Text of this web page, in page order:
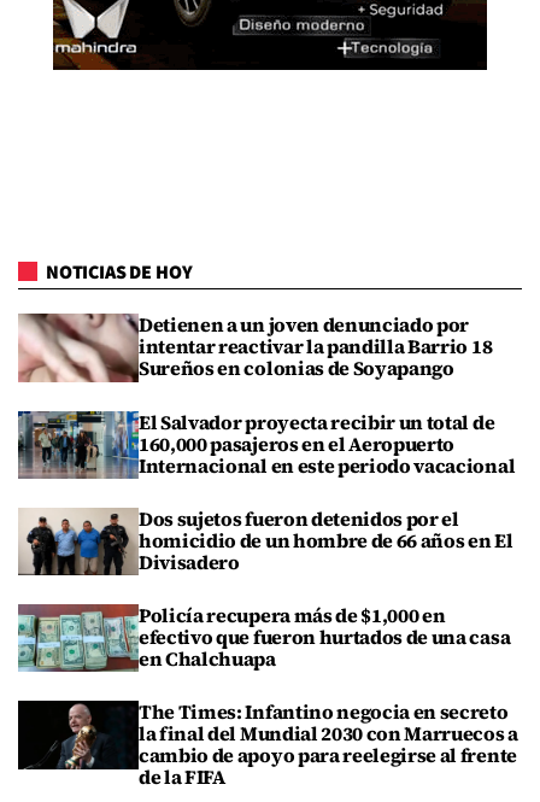
NOTICIAS DE HOY
Detienen a un joven denunciado por
intentar reactivar la pandilla Barrio 18
Sureños en colonias de Soyapango
El Salvador proyecta recibir un total de
160,000 pasajeros en el Aeropuerto
Internacional en este periodo vacacional
Dos sujetos fueron detenidos por el
homicidio de un hombre de 66 años en El
Divisadero
Policía recupera más de $1,000 en
efectivo que fueron hurtados de una casa
en Chalchuapa
The Times: Infantino negocia en secreto
la final del Mundial 2030 con Marruecos a
cambio de apoyo para reelegirse al frente
de la FIFA